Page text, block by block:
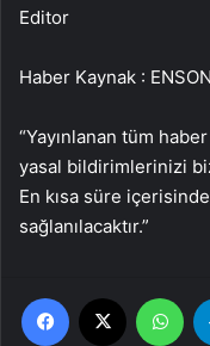
Editor
Haber Kaynak :
“Yayınlanan tüm
yasal bildirimlerinizi
En kısa süre
sağlanılacaktır.”
Facebook